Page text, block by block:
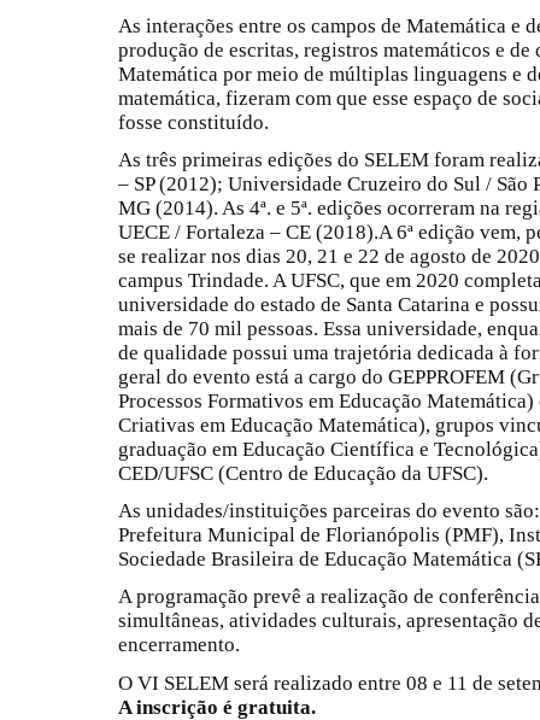
As interações entre os campos de Matemática e
produção de escritas, registros matemáticos e
Matemática por meio de múltiplas linguagens e
matemática, fizeram com que esse espaço de
fosse constituído.
As três primeiras edições do SELEM foram
– SP (2012); Universidade Cruzeiro do Sul / São
MG (2014). As 4ª. e 5ª. edições ocorreram na
UECE / Fortaleza – CE (2018).A 6ª edição vem,
se realizar nos dias 20, 21 e 22 de agosto de
campus Trindade. A UFSC, que em 2020
universidade do estado de Santa Catarina e
mais de 70 mil pessoas. Essa universidade,
de qualidade possui uma trajetória dedicada à
geral do evento está a cargo do GEPPROFEM
Processos Formativos em Educação
Criativas em Educação Matemática), grupos
graduação em Educação Científica e
CED/UFSC (Centro de Educação da UFSC).
As unidades/instituições parceiras do evento
Prefeitura Municipal de Florianópolis (PMF),
Sociedade Brasileira de Educação Matemática
A programação prevê a realização de
simultâneas, atividades culturais, apresentação
encerramento.
O VI SELEM será realizado entre 08 e 11 de
A inscrição é gratuita.